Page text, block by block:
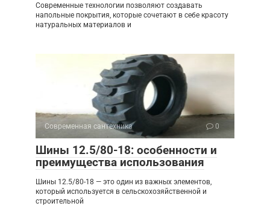
Современные технологии позволяют создавать
напольные покрытия, которые сочетают в себе красоту
натуральных материалов и
Современная сантехника 0
Шины 12.5/80-18: особенности и
преимущества использования
Шины 12.5/80-18 — это один из важных элементов,
который используется в сельскохозяйственной и
строительной